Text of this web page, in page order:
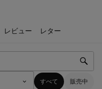
レビュー レター
すべて 販売中